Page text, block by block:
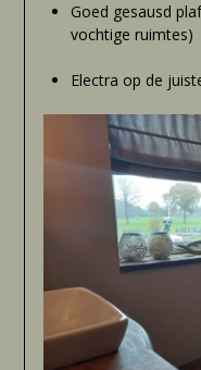
Goed gesausd
vochtige ruimtes)
Electra op de